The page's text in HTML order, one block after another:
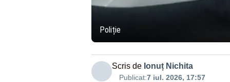
Poliție
Scris de Ionuț Nichita
Publicat:7 iul. 2026, 17:57